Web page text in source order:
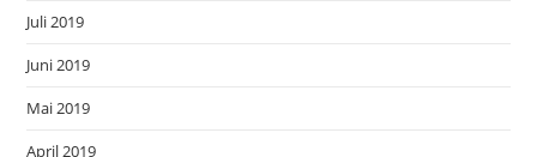
Juli 2019
Juni 2019
Mai 2019
April 2019